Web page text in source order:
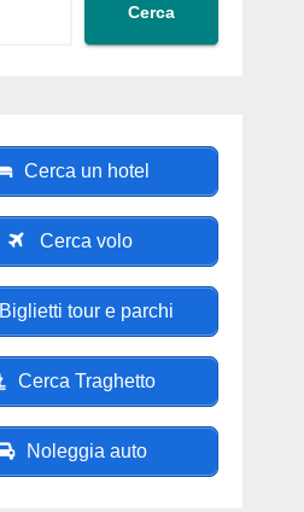
Cerca
Cerca un hotel
Cerca volo
Biglietti tour e parchi
Cerca Traghetto
Noleggia auto